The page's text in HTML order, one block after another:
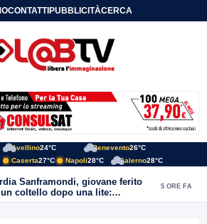
CONTATTIPUBBLICITÀCERCA
Avellino24°C Benevento26°C
Caserta27°C Napoli28°C Salerno28°C
Sanframondi, giovane ferito
coltello dopo una lite:
il presunto autore
5 ORE FA